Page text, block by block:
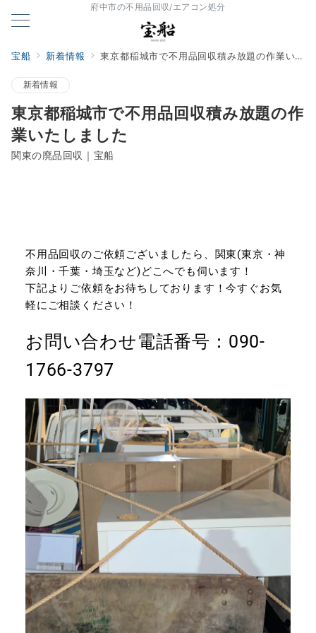
府中市の不用品回収/エアコン処分
宝船 新着情報 東京都稲城市で不用品回収積み放題の作業いたしました
新着情報
東京都稲城市で不用品回収積み放題の作
業いたしました
関東の廃品回収｜宝船
不用品回収のご依頼ございましたら、関東(東京・神
奈川・千葉・埼玉など)どこへでも伺います！
下記よりご依頼をお待ちしております！今すぐお気
軽にご相談ください！
お問い合わせ電話番号：090-
1766-3797